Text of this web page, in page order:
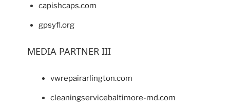
capishcaps.com
gpsyfl.org
MEDIA PARTNER III
vwrepairarlington.com
cleaningservicebaltimore-md.com